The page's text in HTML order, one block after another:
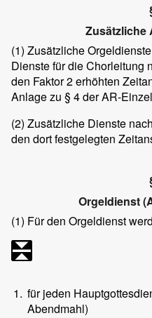
Zusätzliche
(1) Zusätzliche
Dienste für die Chorleitung
den Faktor 2 erhöhten
Anlage zu § 4 der AR-
(2) Zusätzliche Dienste
den dort festgelegten
Orgeldienst
(1) Für den Orgeldienst
1. für jeden
Abendmahl)